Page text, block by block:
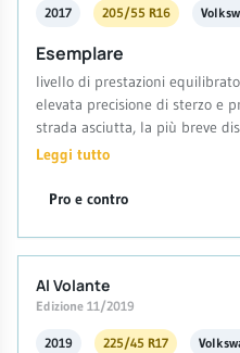
2017 205/55 R16
Esemplare
livello di prestazioni
elevata precisione di sterzo e
strada asciutta, la più breve
frenata su bagnato e su asciutto
Leggi tutto
Pro e contro
Al Volante
Edizione 11/2019
2019 225/45 R17